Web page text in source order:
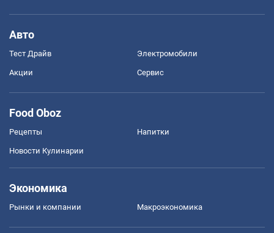
Авто
Тест Драйв Электромобили
Акции Сервис
Food Oboz
Рецепты Напитки
Новости Кулинарии
Экономика
Рынки и компании Mакроэкономика